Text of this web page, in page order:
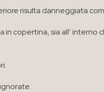
risulta danneggiata
copertina, sia all’ interno